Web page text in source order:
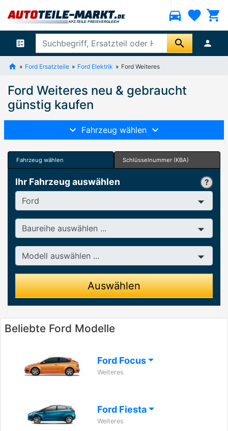
directions_car favorite shopping_cart
ballot search person
Ford Ersatzteile Ford Elektrik Ford Weiteres
Ford Weiteres neu & gebraucht
günstig kaufen
Fahrzeug wählen
Fahrzeug wählen Schlüsselnummer (KBA)
Ihr Fahrzeug auswählen
Hersteller
Baureihe
Modell
Auswählen
Beliebte Ford Modelle
Ford Focus
Weiteres
Ford Fiesta
Weiteres